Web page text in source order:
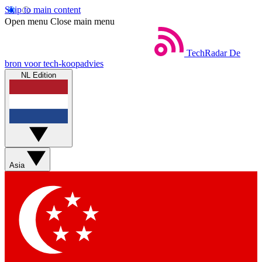
Skip to main content
Open menu Close main menu
TechRadar De
bron voor tech-koopadvies
NL Edition
Asia